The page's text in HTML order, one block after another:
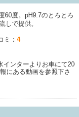
60度。pH9.7のとろとろ
しで提供。
ミ： 4
インターよりお車にて20
にある動画を参照下さ